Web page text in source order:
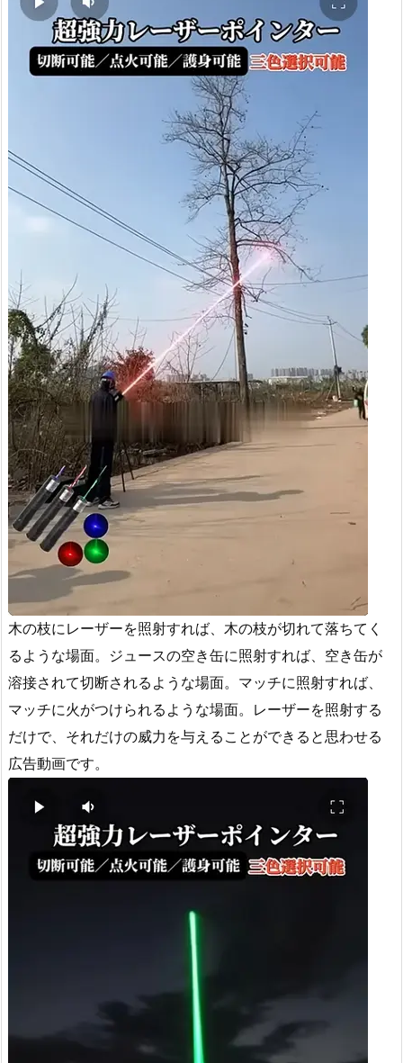
木の枝にレーザーを照射すれば、木の枝が切れて落ちてく
るような場面。ジュースの空き缶に照射すれば、空き缶が
溶接されて切断されるような場面。マッチに照射すれば、
マッチに火がつけられるような場面。レーザーを照射する
だけで、それだけの威力を与えることができると思わせる
広告動画です。